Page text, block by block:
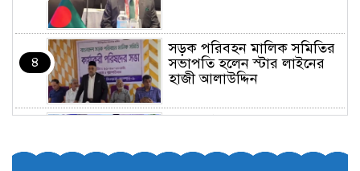
৪
সড়ক পরিবহন মালিক সমিতির
সভাপতি হলেন স্টার লাইনের
হাজী আলাউদ্দিন